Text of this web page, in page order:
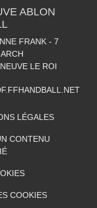
ABLON
FRANK - 7
LE ROI
LÉGALES
CONTENU
COOKIES